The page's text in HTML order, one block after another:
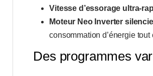
Vitesse d’essorage ultra-
Moteur Neo Inverter
consommation d’énergie
Des programmes